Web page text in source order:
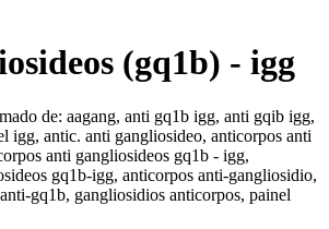
(gq1b) - igg
de: aagang, anti gq1b igg, anti gqib igg,
igg, antic. anti gangliosideo, anticorpos anti
anti gangliosideos gq1b - igg,
gq1b-igg, anticorpos anti-gangliosidio,
gq1b, gangliosidios anticorpos, painel